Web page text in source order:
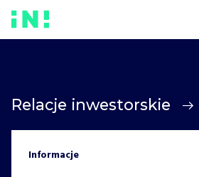
Relacje inwestorskie